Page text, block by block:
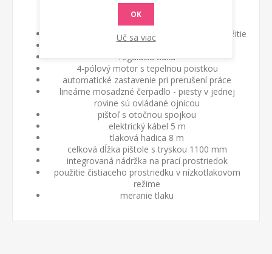
umývačka riadu na intenzívne priemyselné použitie
odolná robustná konštrukcia
regulácia tlaku
4-pólový motor s tepelnou poistkou
automatické zastavenie pri prerušení práce
lineárne mosadzné čerpadlo - piesty v jednej
rovine sú ovládané ojnicou
pištoľ s otočnou spojkou
elektrický kábel 5 m
tlaková hadica 8 m
celková dĺžka pištole s tryskou 1100 mm
integrovaná nádržka na prací prostriedok
použitie čistiaceho prostriedku v nízkotlakovom
režime
meranie tlaku
OK
Uč sa viac